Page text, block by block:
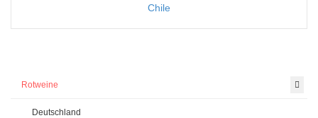
Chile
Rotweine
Deutschland